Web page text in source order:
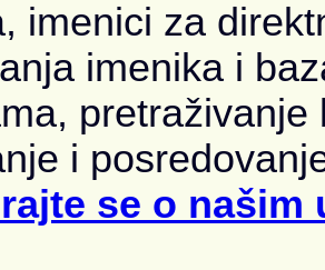
imenici za
imenika i
i
se o našim